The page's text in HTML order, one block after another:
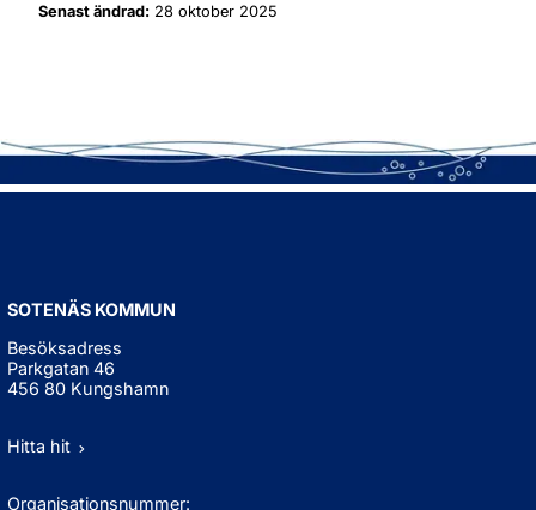
Senast ändrad: 28 oktober 2025
SOTENÄS KOMMUN
Besöksadress
Parkgatan 46
456 80 Kungshamn
Hitta hit
Organisationsnummer: